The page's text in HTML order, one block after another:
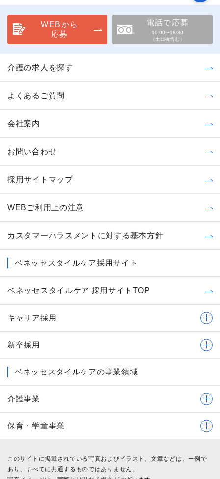
WEBから
応募
電話で応募
10:00〜18:30
（土日祝含む）
介護の求人を探す
よくあるご質問
会社案内
お問い合わせ
採用サイトマップ
WEBご利用上の注意
カスタマーハラスメントに対する基本方針
ベネッセスタイルケア採用サイト
ベネッセスタイルケア 採用サイトTOP
キャリア採用
新卒採用
ベネッセスタイルケアの事業領域
介護事業
保育・学童事業
このサイトに掲載されている写真およびイラスト、文章などは、一例で
あり、すべてに共通するものではありません。